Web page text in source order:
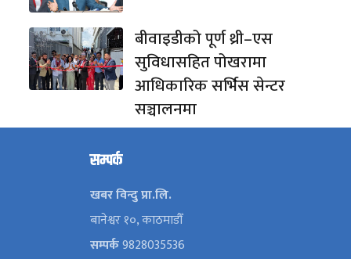
बीवाइडीको पूर्ण थ्री–एस
सुविधासहित पोखरामा
आधिकारिक सर्भिस सेन्टर
सञ्चालनमा
सम्पर्क
खबर विन्दु प्रा.लि.
बानेश्वर १०, काठमाडौँ
सम्पर्क9828035536